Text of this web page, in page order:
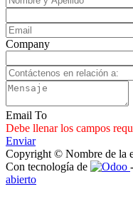
Company
Email To
Debe llenar los campos
Enviar
Copyright © Nombre de la
Con tecnología de
abierto